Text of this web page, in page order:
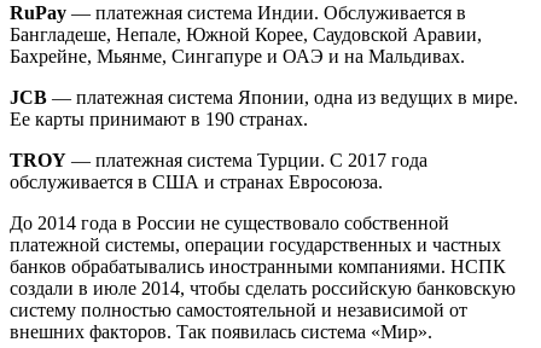
RuPay — платежная система Индии. Обслуживается в
Бангладеше, Непале, Южной Корее, Саудовской Аравии,
Бахрейне, Мьянме, Сингапуре и ОАЭ и на Мальдивах.
JCB — платежная система Японии, одна из ведущих в мире.
Ее карты принимают в 190 странах.
TROY — платежная система Турции. С 2017 года
обслуживается в США и странах Евросоюза.
До 2014 года в России не существовало собственной
платежной системы, операции государственных и частных
банков обрабатывались иностранными компаниями. НСПК
создали в июле 2014, чтобы сделать российскую банковскую
систему полностью самостоятельной и независимой от
внешних факторов. Так появилась система «Мир».